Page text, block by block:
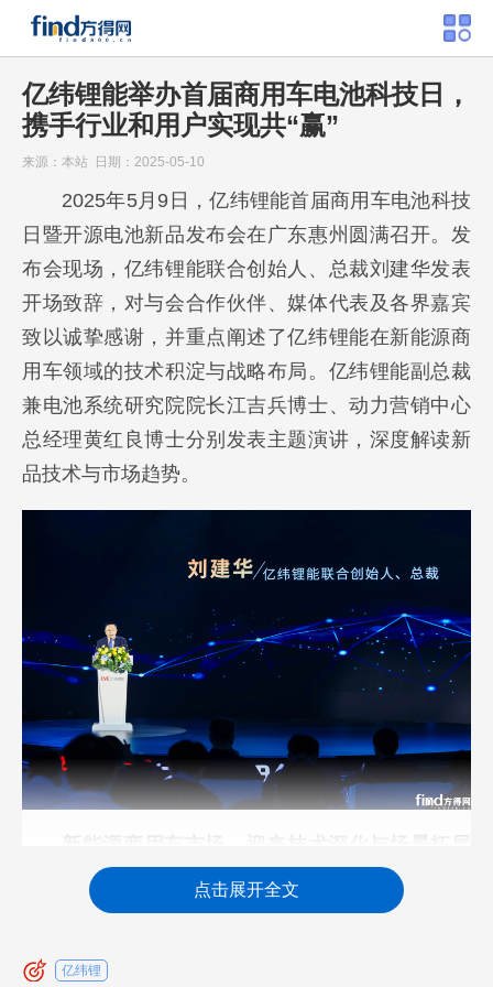
亿纬锂能举办首届商用车电池科技日，
携手行业和用户实现共“赢”
来源：本站 日期：2025-05-10
2025年5月9日，亿纬锂能首届商用车电池科技
日暨开源电池新品发布会在广东惠州圆满召开。发
布会现场，亿纬锂能联合创始人、总裁刘建华发表
开场致辞，对与会合作伙伴、媒体代表及各界嘉宾
致以诚挚感谢，并重点阐述了亿纬锂能在新能源商
用车领域的技术积淀与战略布局。亿纬锂能副总裁
兼电池系统研究院院长江吉兵博士、动力营销中心
总经理黄红良博士分别发表主题演讲，深度解读新
品技术与市场趋势。
的黄金期
题演讲中，系统阐述了中国及全球新能源商用车市
点击展开全文
亿纬锂